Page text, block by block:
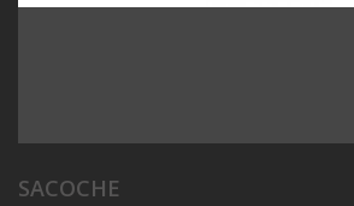
SACOCHE